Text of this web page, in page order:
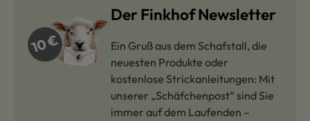
Der Finkhof Newsletter
Ein Gruß aus dem Schafstall, die
neuesten Produkte oder
kostenlose Strickanleitungen: Mit
unserer „Schäfchenpost“ sind Sie
immer auf dem Laufenden –